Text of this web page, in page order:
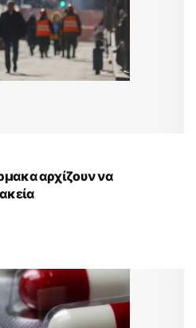
αρχίζουν να